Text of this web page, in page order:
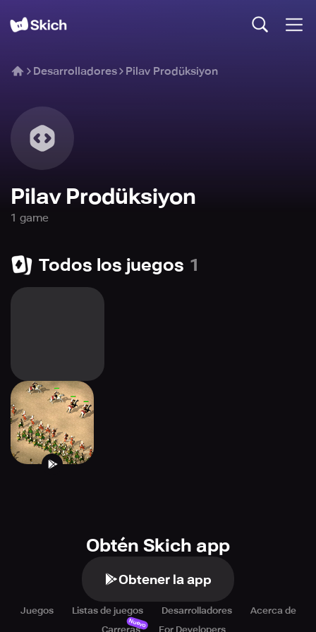
Desarrolladores Pilav Prodüksiyon
Pilav Prodüksiyon
1 game
Todos los juegos 1
Age of Ottoman
Obtén Skich app
Obtener la app
Juegos Listas de juegos Desarrolladores
Acerca de
Carreras
Nuevo
For Developers